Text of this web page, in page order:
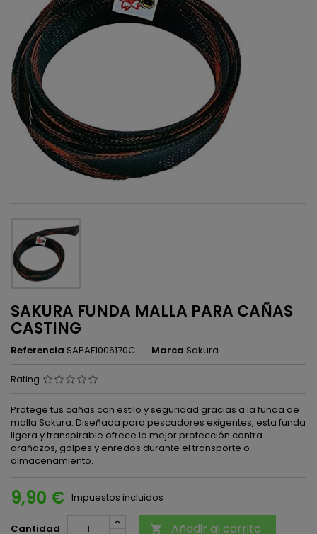
SAKURA FUNDA MALLA PARA CAÑAS
CASTING
Referencia SAPAF1006170C Marca Sakura
Rating
Protege tus cañas con estilo y seguridad gracias a la funda de
malla Sakura. Diseñada para pescadores exigentes, esta funda
ligera y transpirable ofrece la mejor protección contra
arañazos, golpes y enredos durante el transporte o
almacenamiento.
9,90 € Impuestos incluidos
Cantidad  Añadir al carrito